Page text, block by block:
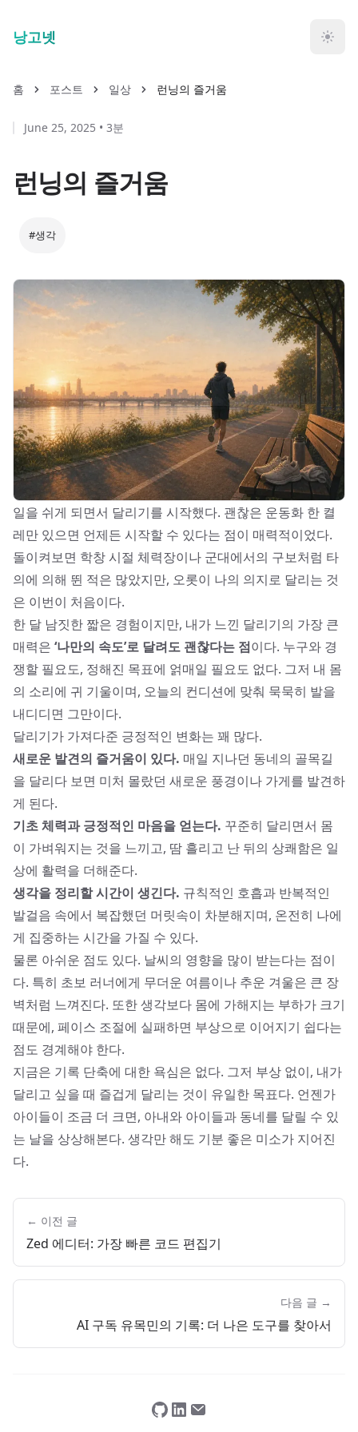
낭고넷
홈 포스트 일상 런닝의 즐거움
런닝의 즐거움
June 25, 2025 • 3분
#생각
일을 쉬게 되면서 달리기를 시작했다. 괜찮은 운동화 한 켤
레만 있으면 언제든 시작할 수 있다는 점이 매력적이었다.
돌이켜보면 학창 시절 체력장이나 군대에서의 구보처럼 타
의에 의해 뛴 적은 많았지만, 오롯이 나의 의지로 달리는 것
은 이번이 처음이다.
한 달 남짓한 짧은 경험이지만, 내가 느낀 달리기의 가장 큰
매력은 ‘나만의 속도’로 달려도 괜찮다는 점이다. 누구와 경
쟁할 필요도, 정해진 목표에 얽매일 필요도 없다. 그저 내 몸
의 소리에 귀 기울이며, 오늘의 컨디션에 맞춰 묵묵히 발을
내디디면 그만이다.
달리기가 가져다준 긍정적인 변화는 꽤 많다.
새로운 발견의 즐거움이 있다. 매일 지나던 동네의 골목길
을 달리다 보면 미처 몰랐던 새로운 풍경이나 가게를 발견하
게 된다.
기초 체력과 긍정적인 마음을 얻는다. 꾸준히 달리면서 몸
이 가벼워지는 것을 느끼고, 땀 흘리고 난 뒤의 상쾌함은 일
상에 활력을 더해준다.
생각을 정리할 시간이 생긴다. 규칙적인 호흡과 반복적인
발걸음 속에서 복잡했던 머릿속이 차분해지며, 온전히 나에
게 집중하는 시간을 가질 수 있다.
물론 아쉬운 점도 있다. 날씨의 영향을 많이 받는다는 점이
다. 특히 초보 러너에게 무더운 여름이나 추운 겨울은 큰 장
벽처럼 느껴진다. 또한 생각보다 몸에 가해지는 부하가 크기
때문에, 페이스 조절에 실패하면 부상으로 이어지기 쉽다는
점도 경계해야 한다.
지금은 기록 단축에 대한 욕심은 없다. 그저 부상 없이, 내가
달리고 싶을 때 즐겁게 달리는 것이 유일한 목표다. 언젠가
아이들이 조금 더 크면, 아내와 아이들과 동네를 달릴 수 있
는 날을 상상해본다. 생각만 해도 기분 좋은 미소가 지어진
다.
← 이전 글
Zed 에디터: 가장 빠른 코드 편집기
다음 글 →
AI 구독 유목민의 기록: 더 나은 도구를 찾아서